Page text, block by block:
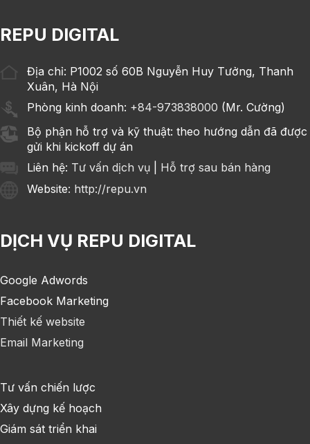
REPU DIGITAL
Địa chỉ: P1002 số 60B Nguyễn Huy Tưởng, Thanh
Xuân, Hà Nội
Phòng kinh doanh: +84-973838000 (Mr. Cường)
Bộ phận hỗ trợ và kỹ thuật: theo hướng dẫn đã được
gửi khi kickoff dự án
Liên hệ: Tư vấn dịch vụ
Hỗ trợ sau bán hàng
Website: http://repu.vn
DỊCH VỤ REPU DIGITAL
Google Adwords
Facebook Marketing
Thiết kế website
Email Marketing
Tư vấn chiến lược
Xây dựng kế hoạch
Giám sát triển khai